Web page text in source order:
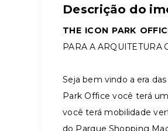
Descrição do
THE ICON PARK
PARA A ARQUITETURA
Seja bem vindo a era
Park Office você terá
você terá mobilidade
do Parque Shopping